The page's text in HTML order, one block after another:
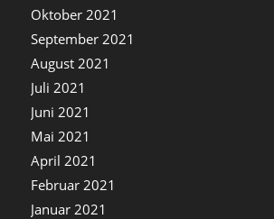
Oktober 2021
September 2021
August 2021
Juli 2021
Juni 2021
Mai 2021
April 2021
Februar 2021
Januar 2021